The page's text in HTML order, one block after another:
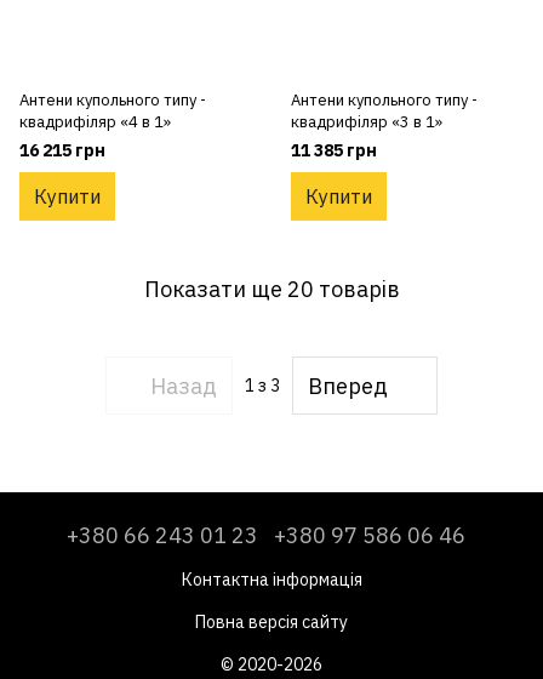
Антени купольного типу -
квадрифіляр «4 в 1»
16 215 грн
Купити
Антени купольного типу -
квадрифіляр «3 в 1»
11 385 грн
Купити
Показати ще 20 товарів
Назад 1 з 3 Вперед
+380 66 243 01 23 +380 97 586 06 46
Контактна інформація
Повна версія сайту
© 2020-2026